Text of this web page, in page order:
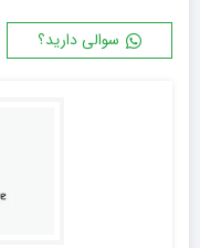
سوالی دارید؟